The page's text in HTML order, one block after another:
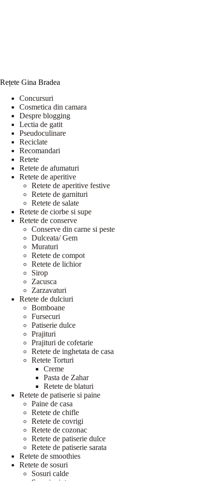
Rețete Gina Bradea
Concursuri
Cosmetica din camara
Despre blogging
Lectia de gatit
Pseudoculinare
Reciclate
Recomandari
Retete
Retete de afumaturi
Retete de aperitive
Retete de aperitive festive
Retete de garnituri
Retete de salate
Retete de ciorbe si supe
Retete de conserve
Conserve din carne si peste
Dulceata/ Gem
Muraturi
Retete de compot
Retete de lichior
Sirop
Zacusca
Zarzavaturi
Retete de dulciuri
Bomboane
Fursecuri
Patiserie dulce
Prajituri
Prajituri de cofetarie
Retete de inghetata de casa
Retete Torturi
Creme
Pasta de Zahar
Retete de blaturi
Retete de patiserie si paine
Paine de casa
Retete de chifle
Retete de covrigi
Retete de cozonac
Retete de patiserie dulce
Retete de patiserie sarata
Retete de smoothies
Retete de sosuri
Sosuri calde